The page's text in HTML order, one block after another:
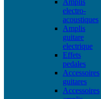
electro-
acoustiques
Amplis
guitare
electrique
Effets
pedales
Accessoires
guitares
Accessoires